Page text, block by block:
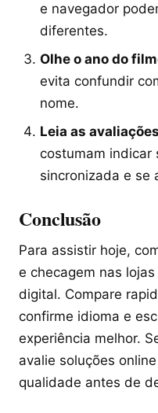
e navegador
diferentes.
Olhe o ano do
evita confundir
nome.
Leia as
costumam indicar
sincronizada e se
Conclusão
Para assistir hoje,
e checagem nas
digital. Compare
confirme idioma e
experiência melhor.
avalie soluções
qualidade antes de